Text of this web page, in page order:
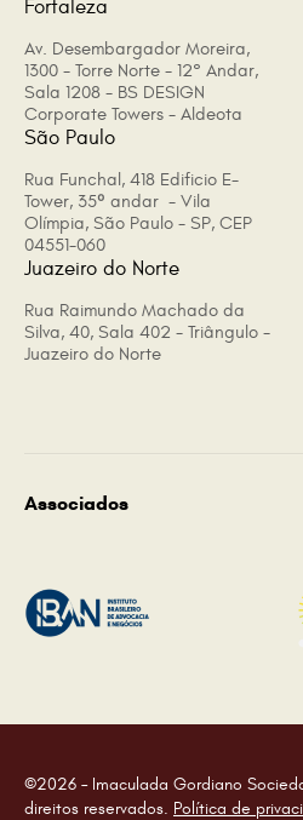
Fortaleza
Av. Desembargador Moreira,
1300 - Torre Norte - 12° Andar,
Sala 1208 - BS DESIGN
Corporate Towers - Aldeota
São Paulo
Rua Funchal, 418 Edificio E-
Tower, 35º andar - Vila
Olímpia, São Paulo - SP, CEP
04551-060
Juazeiro do Norte
Rua Raimundo Machado da
Silva, 40, Sala 402 - Triângulo -
Juazeiro do Norte
Associados
©2026 – Imaculada Gordiano
direitos reservados. Política de